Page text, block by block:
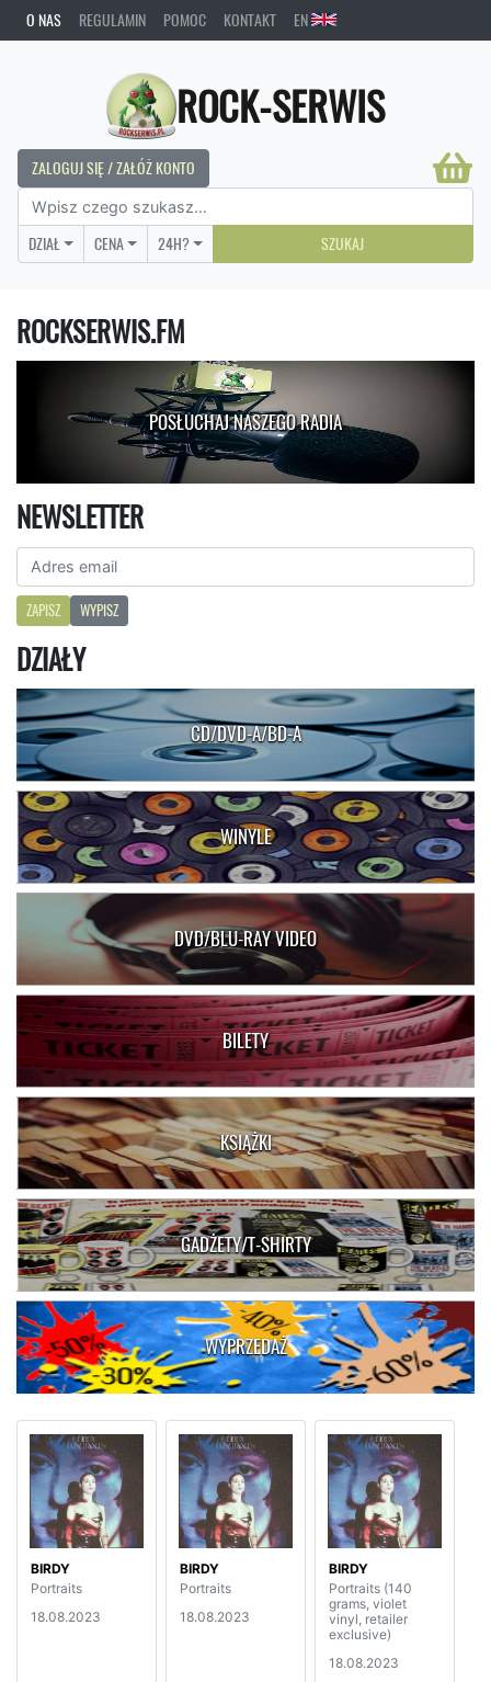
O NAS REGULAMIN POMOC KONTAKT EN
ROCK-SERWIS
ZALOGUJ SIĘ / ZAŁÓŻ KONTO
DZIAŁ CENA 24H? SZUKAJ
ROCKSERWIS.FM
POSŁUCHAJ NASZEGO RADIA
NEWSLETTER
ZAPISZ WYPISZ
DZIAŁY
CD/DVD-A/BD-A
WINYLE
DVD/BLU-RAY VIDEO
BILETY
KSIĄŻKI
GADŻETY/T-SHIRTY
WYPRZEDAŻ
BIRDY
Portraits
18.08.2023
BIRDY
Portraits
18.08.2023
BIRDY
Portraits (140
grams, violet
vinyl, retailer
exclusive)
18.08.2023